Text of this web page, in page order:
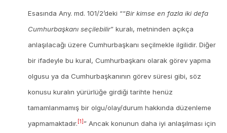
Esasında Any. md. 101/2’deki ““Bir kimse en fazla iki defa
Cumhurbaşkanı seçilebilir” kuralı, metninden açıkça
anlaşılacağı üzere Cumhurbaşkanı seçilmekle ilgilidir. Diğer
bir ifadeyle bu kural, Cumhurbaşkanı olarak görev yapma
olgusu ya da Cumhurbaşkanının görev süresi gibi, söz
konusu kuralın yürürlüğe girdiği tarihte henüz
tamamlanmamış bir olgu/olay/durum hakkında düzenleme
yapmamaktadır. [1] ” Ancak konunun daha iyi anlaşılması için